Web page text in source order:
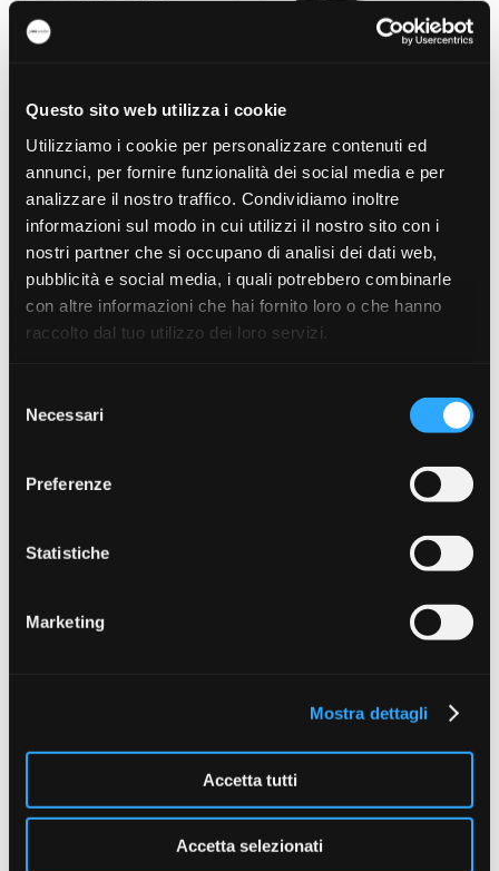
Questo sito web utilizza i cookie
Utilizziamo i cookie per personalizzare contenuti ed
annunci, per fornire funzionalità dei social media e per
analizzare il nostro traffico. Condividiamo inoltre
informazioni sul modo in cui utilizzi il nostro sito con i
nostri partner che si occupano di analisi dei dati web,
pubblicità e social media, i quali potrebbero combinarle
con altre informazioni che hai fornito loro o che hanno
raccolto dal tuo utilizzo dei loro servizi.
delNecessari
Preferenze
Statistiche
Marketing
Mostra dettagli
Accetta tutti
Accetta selezionati
€ 49.99
DEEPER Flexible Arm 2.0
€ 69.99
DEEPER Range Extender &
Holder